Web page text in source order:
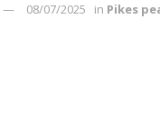
08/07/2025 in Pikes